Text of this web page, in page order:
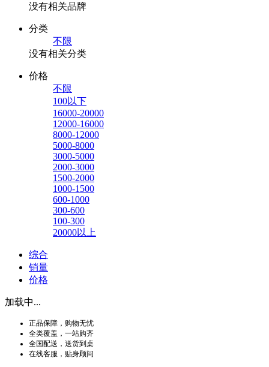
没有相关品牌
分类
不限
没有相关分类
价格
不限
100以下
16000-20000
12000-16000
8000-12000
5000-8000
3000-5000
2000-3000
1500-2000
1000-1500
600-1000
300-600
100-300
20000以上
综合
销量
价格
加载中...
正品保障，购物无忧
全类覆盖，一站购齐
全国配送，送货到桌
在线客服，贴身顾问